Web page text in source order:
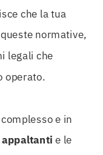
che la tua
normative,
legali che
operato.
e in
e le